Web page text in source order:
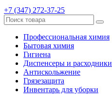
+7 (347) 272-37-25
Профессиональная химия
Бытовая химия
Гигиена
Диспенсеры и расходники
Антискольжение
Грязезащита
Инвентарь для уборки